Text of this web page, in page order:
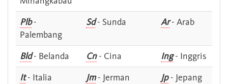
Plb-
Palembang
Sd- Sunda Ar- Arab
Bld- Belanda Cn- Cina Ing- Inggris
It- Italia Jm- Jerman Jp- Jepang